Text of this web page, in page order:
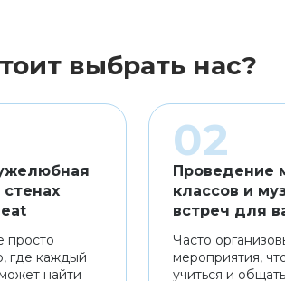
выбрать нас?
просто
где каждый
найти
Проведение
классов и
встреч для
Часто
мероприятия,
учиться и